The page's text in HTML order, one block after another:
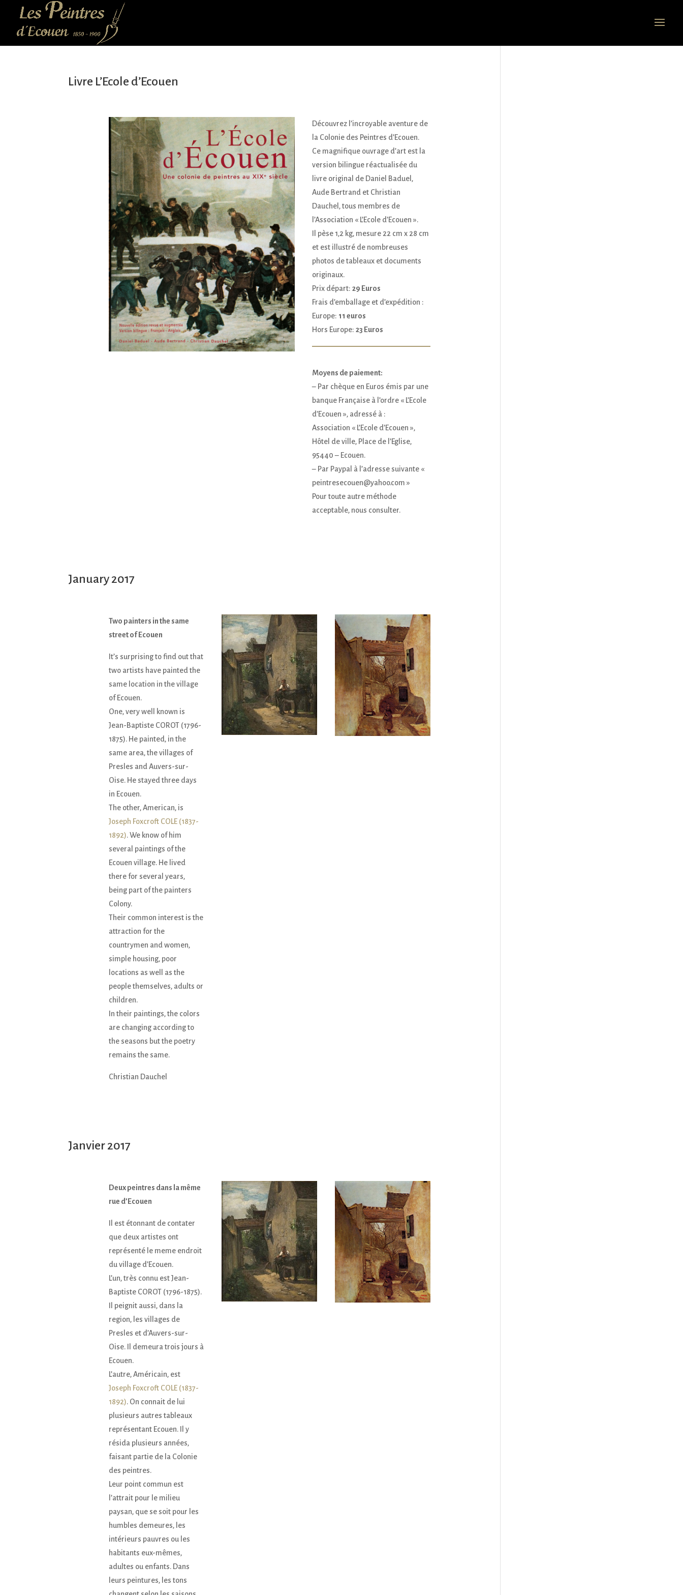
Livre L’Ecole d’Ecouen
Découvrez l’incroyable aventure de
la Colonie des Peintres d’Ecouen.
Ce magnifique ouvrage d’art est la
version bilingue réactualisée du
livre original de Daniel Baduel,
Aude Bertrand et Christian
Dauchel, tous membres de
l’Association « L’Ecole d’Ecouen ».
Il pèse 1,2 kg, mesure 22 cm x 28 cm
et est illustré de nombreuses
photos de tableaux et documents
originaux.
Prix départ: 29 Euros
Frais d’emballage et d’expédition :
Europe: 11 euros
Hors Europe: 23 Euros
Moyens de paiement:
– Par chèque en Euros émis par une
banque Française à l’ordre « L’Ecole
d’Ecouen », adressé à :
Association « L’Ecole d’Ecouen »,
Hôtel de ville, Place de l’Eglise,
95440 – Ecouen.
– Par Paypal à l’adresse suivante «
peintresecouen@yahoo.com »
Pour toute autre méthode
acceptable, nous consulter.
January 2017
Two painters in the same
street of Ecouen
It’s surprising to find out that
two artists have painted the
same location in the village
of Ecouen.
One, very well known is
Jean-Baptiste COROT (1796-
1875). He painted, in the
same area, the villages of
Presles and Auvers-sur-
Oise. He stayed three days
in Ecouen.
The other, American, is
Joseph Foxcroft COLE (1837-
1892). We know of him
several paintings of the
Ecouen village. He lived
there for several years,
being part of the painters
Colony.
Their common interest is the
attraction for the
countrymen and women,
simple housing, poor
locations as well as the
people themselves, adults or
children.
In their paintings, the colors
are changing according to
the seasons but the poetry
remains the same.
Christian Dauchel
Janvier 2017
Deux peintres dans la même
rue d’Ecouen
Il est étonnant de contater
que deux artistes ont
représenté le meme endroit
du village d’Ecouen.
L’un, très connu est Jean-
Baptiste COROT (1796-1875).
Il peignit aussi, dans la
region, les villages de
Presles et d’Auvers-sur-
Oise. Il demeura trois jours à
Ecouen.
L’autre, Américain, est
Joseph Foxcroft COLE (1837-
1892). On connait de lui
plusieurs autres tableaux
représentant Ecouen. Il y
résida plusieurs années,
faisant partie de la Colonie
des peintres.
Leur point commun est
l’attrait pour le milieu
paysan, que se soit pour les
humbles demeures, les
intérieurs pauvres ou les
habitants eux-mêmes,
adultes ou enfants. Dans
leurs peintures, les tons